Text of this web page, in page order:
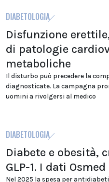
DIABETOLOGIA
Disfunzione
di patologie
metaboliche
Il disturbo può precedere la
diagnosticate. La campagna
uomini a rivolgersi al medico
DIABETOLOGIA
Diabete e obesità,
GLP-1. I dati Osmed
Nel 2025 la spesa per